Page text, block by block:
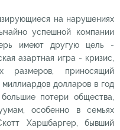
на нарушениях
успешной компании
имеют другую цель -
азартная игра - кризис,
размеров, приносящий
долларов в год
потери общества,
особенно в семьях
Харшбаргер, бывший